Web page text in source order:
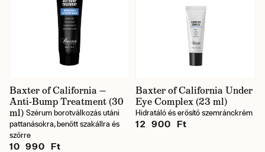
Baxter of California —
Anti-Bump Treatment (30
ml) Szérum borotválkozás utáni
pattanásokra, benőtt szakállra és
szőrre
10 990 Ft
Baxter of California Under
Eye Complex (23 ml)
Hidratáló és erősítő szemránckrém
12 900 Ft